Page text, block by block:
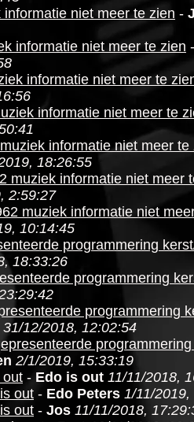
niet meer te zien -
informatie niet meer te zien
informatie niet meer te
informatie niet meer te
informatie niet meer te
18:26:55
muziek informatie niet meer
2:59:27
muziek informatie niet
10:14:45
programmering
18:33:26
programmering
programmering
31/12/2018, 12:02:54
2/1/2019, 15:33:19
out - Edo is out 11/11/2018,
out - Edo Peters 1/11/
out - Jos 11/11/2018,